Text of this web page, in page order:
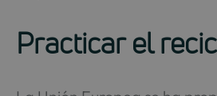
Practicar el